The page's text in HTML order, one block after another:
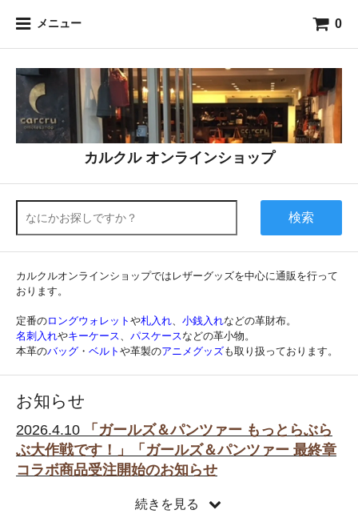
メニュー 0
カルクル オンラインショップ
検索
カルクルオンラインショップではレザーグッズを中心に通販を行って
おります。
定番のロングウォレット や札入れ、 小銭入れなどの革財布。
名刺入れやキーケース、 パスケースなどの革小物。
本革のバッグ ・ ベルト や革製のアニメグッズも取り扱っております。
お知らせ
2026.4.10
「ガールズ＆パンツァー もっとらぶら
ぶ大作戦です！」「ガールズ＆パンツァー 最終章
コラボ商品受注開始のお知らせ
ありがとうございます。続きを見る